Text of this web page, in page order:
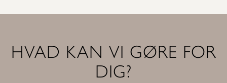
HVAD KAN VI GØRE FOR
DIG?